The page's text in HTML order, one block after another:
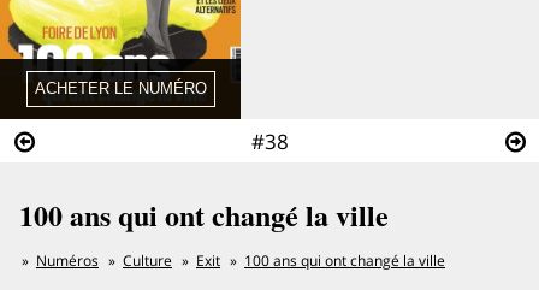
#38
100 ans qui ont changé la ville
Numéros Culture Exit 100 ans qui ont changé la ville